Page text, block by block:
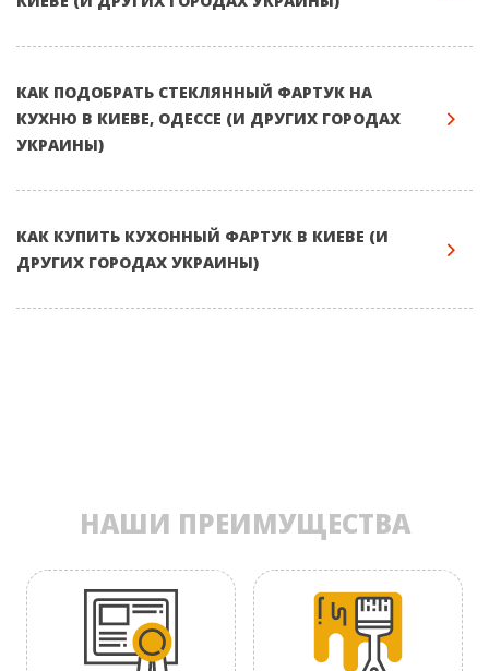
КАК ПОДОБРАТЬ СТЕКЛЯННЫЙ ФАРТУК НА
КУХНЮ В КИЕВЕ, ОДЕССЕ (И ДРУГИХ ГОРОДАХ
УКРАИНЫ)
КАК КУПИТЬ КУХОННЫЙ ФАРТУК В КИЕВЕ (И
ДРУГИХ ГОРОДАХ УКРАИНЫ)
НАШИ ПРЕИМУЩЕСТВА